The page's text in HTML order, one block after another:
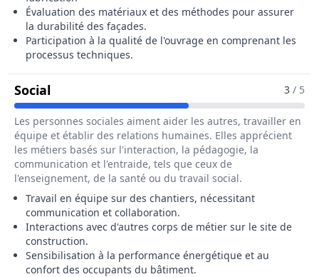
Évaluation des matériaux et des méthodes pour assurer
la durabilité des façades.
Participation à la qualité de l'ouvrage en comprenant les
processus techniques.
SocialPour Le Métier De Poseur / Poseuse De
3 / 5
Les personnes sociales aiment aider les autres, travailler en
équipe et établir des relations humaines. Elles apprécient
les métiers basés sur l'interaction, la pédagogie, la
communication et l'entraide, tels que ceux de
l'enseignement, de la santé ou du travail social.
Travail en équipe sur des chantiers, nécessitant
communication et collaboration.
Interactions avec d'autres corps de métier sur le site de
construction.
Sensibilisation à la performance énergétique et au
confort des occupants du bâtiment.